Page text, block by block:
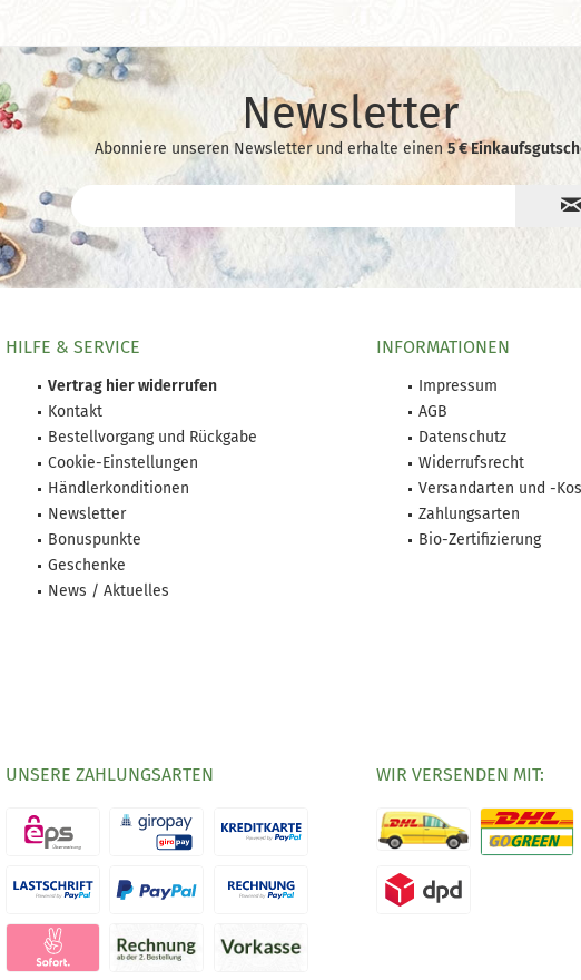
Newsletter
Abonniere unseren Newsletter und erhalte einen5 €
HILFE & SERVICE
Vertrag hier widerrufen
Kontakt
Bestellvorgang und Rückgabe
Cookie-Einstellungen
Händlerkonditionen
Newsletter
Bonuspunkte
Geschenke
News / Aktuelles
INFORMATIONEN
Impressum
AGB
Datenschutz
Widerrufsrecht
Versandarten und -
Zahlungsarten
Bio-Zertifizierung
UNSERE ZAHLUNGSARTEN WIR VERSENDEN MIT: